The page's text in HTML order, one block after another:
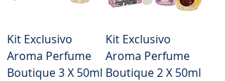
Kit Exclusivo
Aroma Perfume
Boutique 3 X 50ml
Kit Exclusivo
Aroma Perfume
Boutique 2 X 50ml